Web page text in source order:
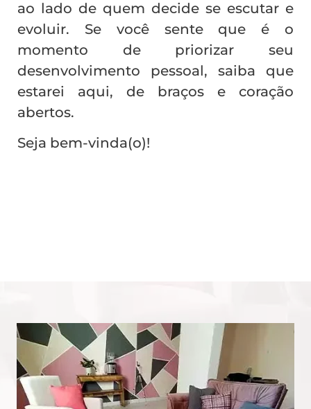
ao lado de quem decide se escutar e
evoluir. Se você sente que é o
momento de priorizar seu
desenvolvimento pessoal, saiba que
estarei aqui, de braços e coração
abertos.
Seja bem-vinda(o)!